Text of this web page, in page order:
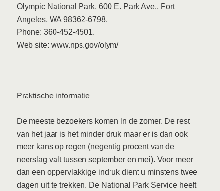
Olympic National Park, 600 E. Park Ave., Port
Angeles, WA 98362-6798.
Phone: 360-452-4501.
Web site: www.nps.gov/olym/
Praktische informatie
De meeste bezoekers komen in de zomer. De rest
van het jaar is het minder druk maar er is dan ook
meer kans op regen (negentig procent van de
neerslag valt tussen september en mei). Voor meer
dan een oppervlakkige indruk dient u minstens twee
dagen uit te trekken. De National Park Service heeft